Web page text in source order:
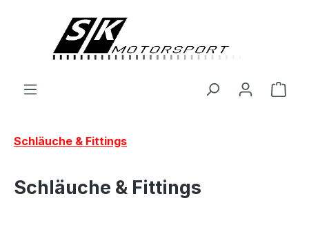
Schläuche & Fittings
Schläuche & Fittings